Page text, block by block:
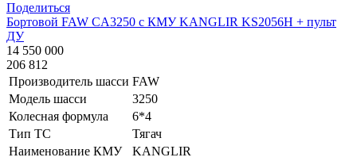
Поделиться
Бортовой FAW CA3250 с КМУ KANGLIR KS2056H + пульт
ДУ
14 550 000
206 812
Производитель шасси FAW
Модель шасси
3250
Колесная формула
6*4
Тип ТС
Тягач
Наименование КМУ
KANGLIR